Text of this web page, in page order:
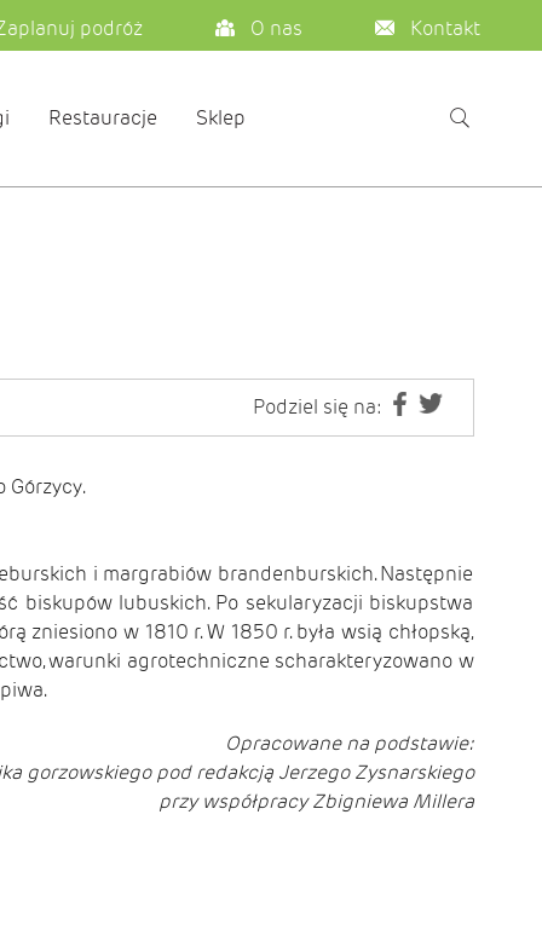
podróż O nas Kontakt
Restauracje Sklep
Podziel się na:
Górzycy.
i margrabiów brandenburskich. Następnie
biskupów lubuskich. Po sekularyzacji biskupstwa
zniesiono w 1810 r. W 1850 r. była wsią chłopską,
warunki agrotechniczne scharakteryzowano w
Opracowane na podstawie:
gorzowskiego pod redakcją Jerzego Zysnarskiego
przy współpracy Zbigniewa Millera